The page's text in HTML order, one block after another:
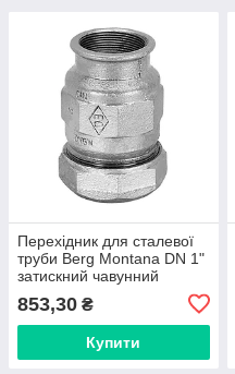
Перехідник для сталевої
труби Berg Montana DN 1"
затискний чавунний
(внутрішня різьба) Іспанія
853,30 ₴
Купити